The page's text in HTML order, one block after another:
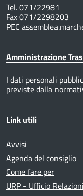
Tel. 071/22981
Fax 071/2298203
PEC
Amministrazione
I dati personali
previste dalla
Link utili
Avvisi
Agenda del consiglio
Come fare per
URP - Ufficio